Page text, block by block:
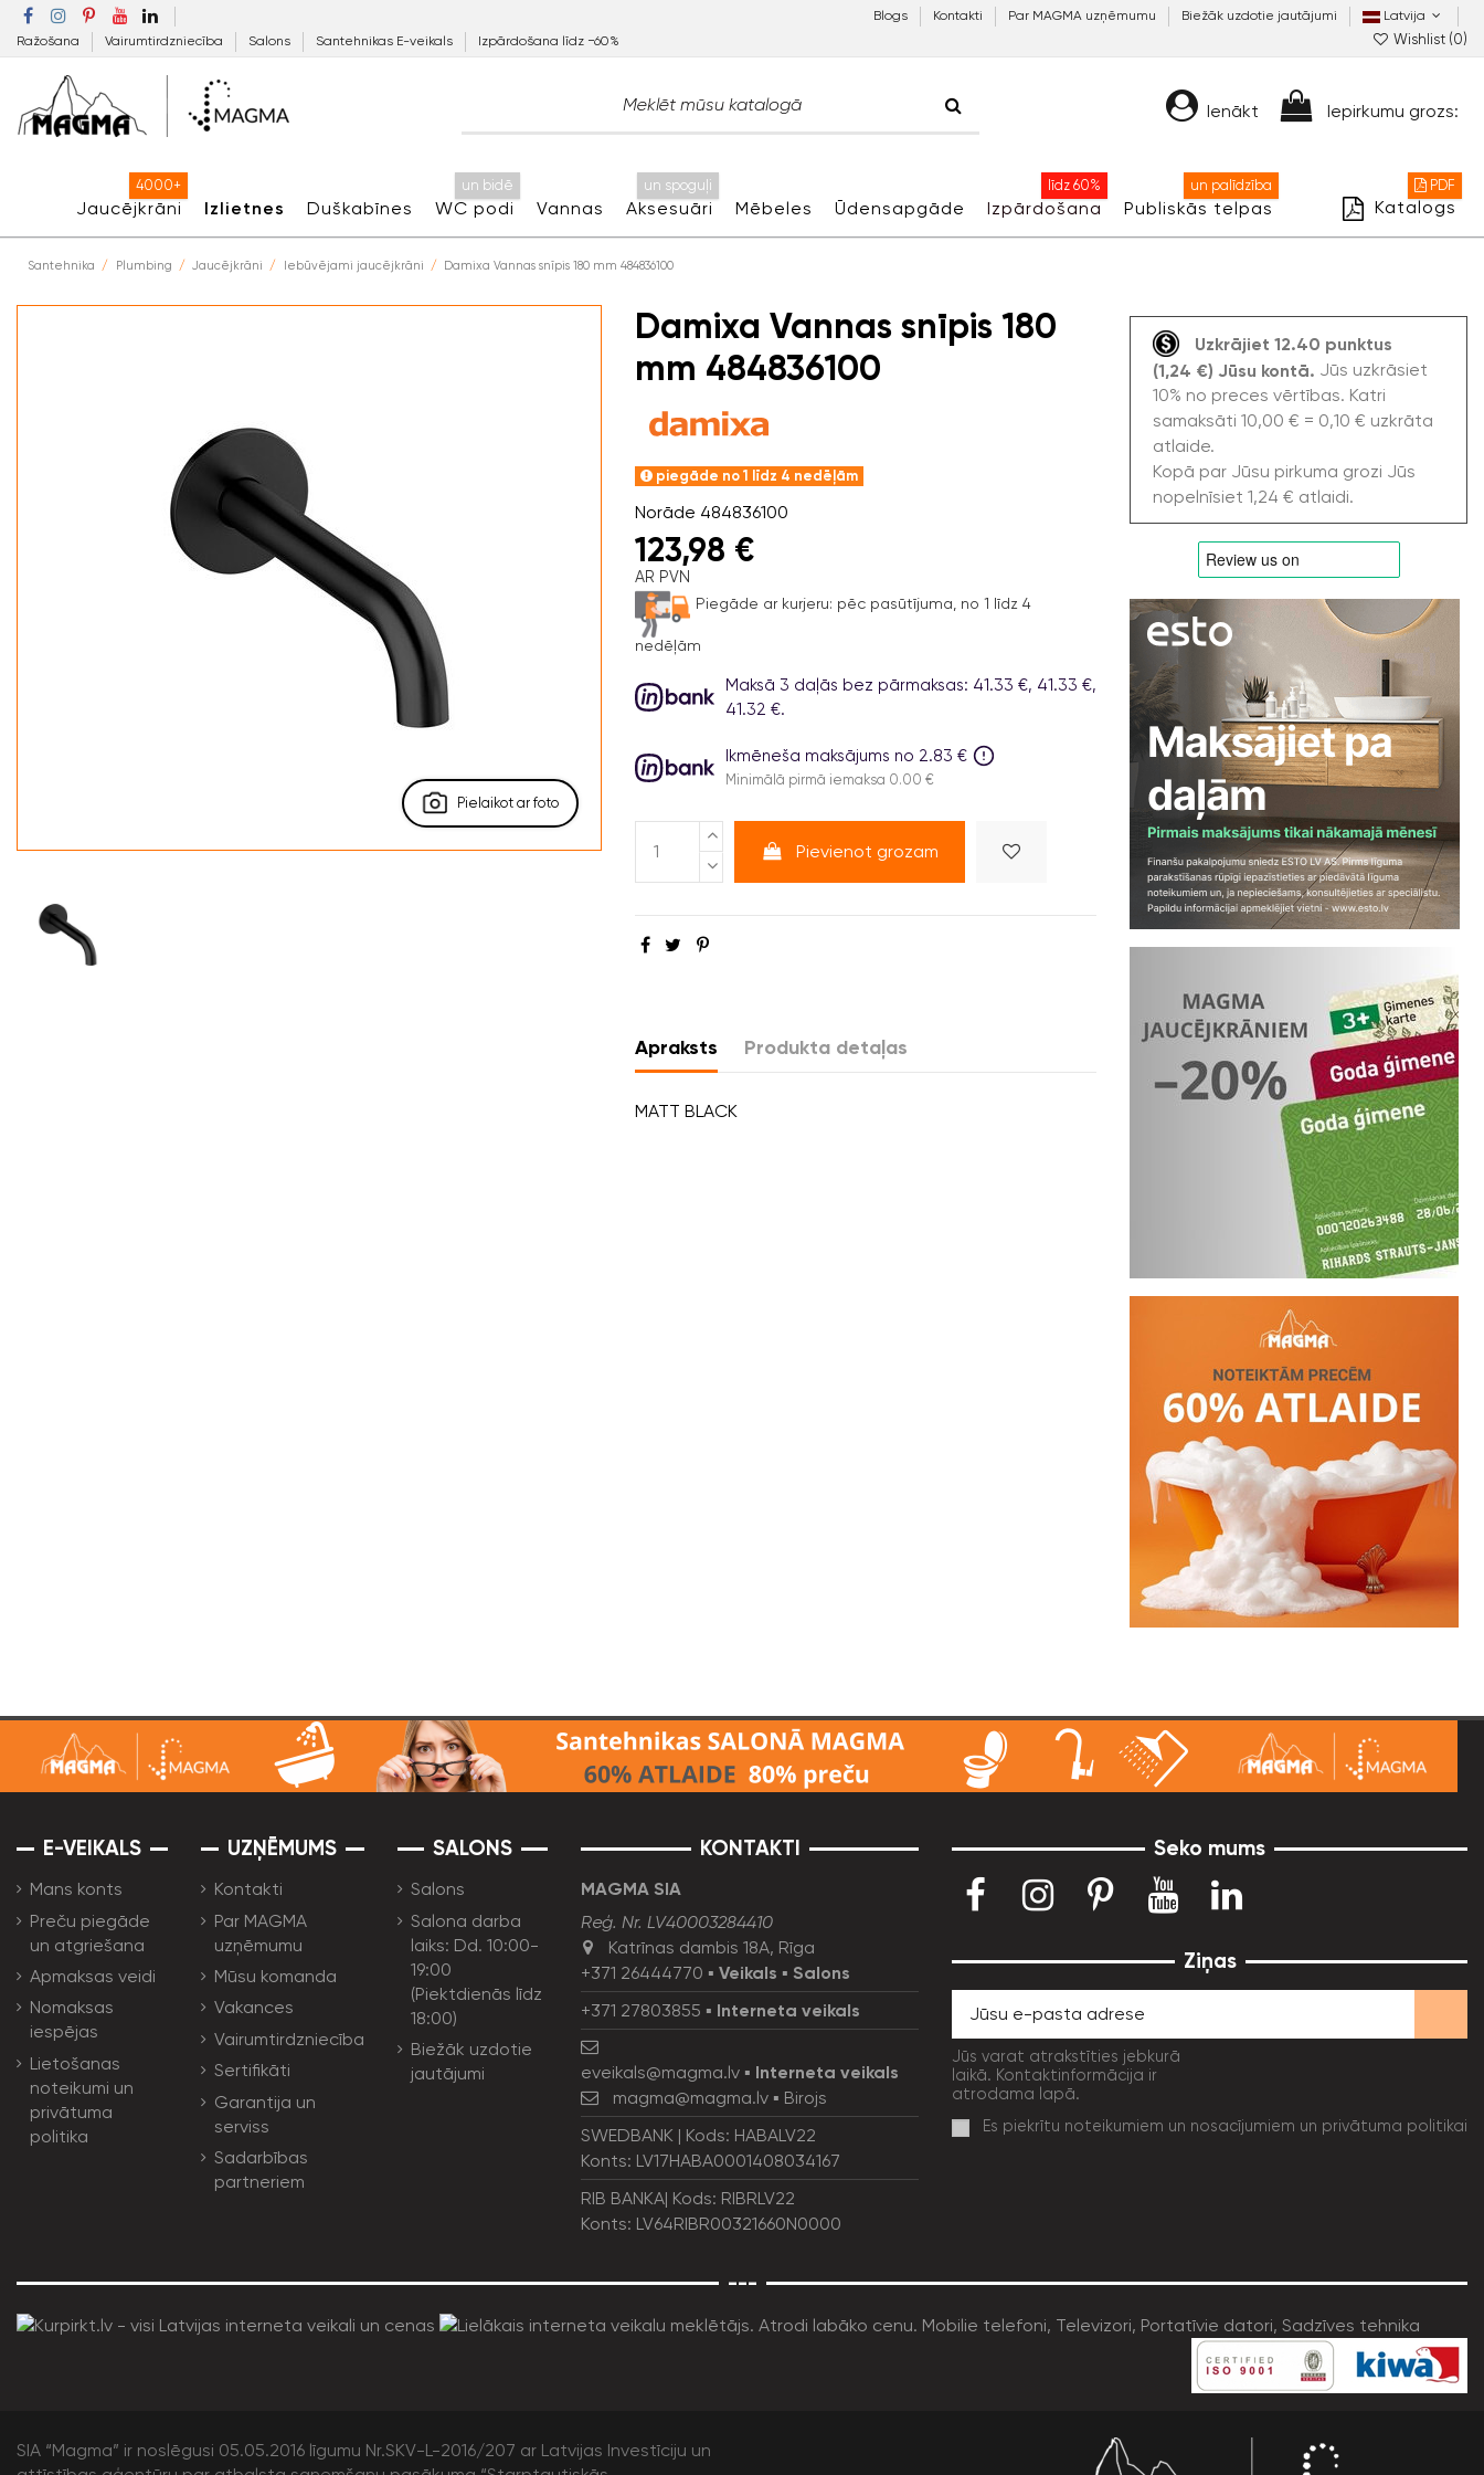
Ražošana Vairumtirdzniecība Salons Santehnikas E-veikals Izpārdošana līdz −60%
Blogs Kontakti Par MAGMA uzņēmumu Biežāk uzdotie jautājumi Latvija
Wishlist (0)
Ienākt Iepirkumu grozs:
Jaucējkrāni
4000+
Izlietnes Duškabīnes WC podi
un bidē
Vannas Aksesuāri
un spoguļi
Mēbeles Ūdensapgāde Izpārdošana
līdz 60%
Publiskās telpas
un palīdzība
Katalogs
PDF
Santehnika Plumbing Jaucējkrāni Iebūvējami jaucējkrāni Damixa Vannas snīpis 180 mm 484836100
Pielaikot ar foto
Damixa Vannas snīpis 180
mm 484836100
piegāde no 1 līdz 4 nedēļām
Norāde 484836100
123,98 €
AR PVN
Piegāde ar kurjeru: pēc pasūtījuma, no 1 līdz 4
nedēļām
Maksā 3 daļās bez pārmaksas: 41.33 €, 41.33 €,
41.32 €.
Ikmēneša maksājums no 2.83 €
Minimālā pirmā iemaksa 0.00 €
Pievienot grozam
Apraksts Produkta detaļas
MATT BLACK
Uzkrājiet 12.40 punktus
(1,24 €) Jūsu kontā. Jūs uzkrāsiet
10% no preces vērtības. Katri
samaksāti 10,00 € = 0,10 € uzkrāta
atlaide.
Kopā par Jūsu pirkuma grozi Jūs
nopelnīsiet 1,24 € atlaidi.
E-VEIKALS
Mans konts
Preču piegāde
un atgriešana
Apmaksas veidi
Nomaksas
iespējas
Lietošanas
noteikumi un
privātuma
politika
UZŅĒMUMS
Kontakti
Par MAGMA
uzņēmumu
Mūsu komanda
Vakances
Vairumtirdzniecība
Sertifikāti
Garantija un
serviss
Sadarbības
partneriem
SALONS
Salons
Salona darba
laiks: Dd. 10:00-
19:00
(Piektdienās līdz
18:00)
Biežāk uzdotie
jautājumi
KONTAKTI
MAGMA SIA
Reģ. Nr. LV40003284410
Katrīnas dambis 18A, Rīga
+371 26444770 ▪ Veikals ▪ Salons
+371 27803855 ▪ Interneta veikals
eveikals@magma.lv ▪ Interneta veikals
magma@magma.lv▪ Birojs
SWEDBANK | Kods: HABALV22
Konts: LV17HABA0001408034167
RIB BANKA| Kods: RIBRLV22
Konts: LV64RIBR00321660N0000
Seko mums
Ziņas
Jūs varat atrakstīties jebkurā
laikā. Kontaktinformācija ir
atrodama lapā.
Es piekrītu noteikumiem un nosacījumiem un privātuma politikai
---
SIA “Magma” ir noslēgusi 05.05.2016 līgumu Nr.SKV-L-2016/207 ar Latvijas Investīciju un